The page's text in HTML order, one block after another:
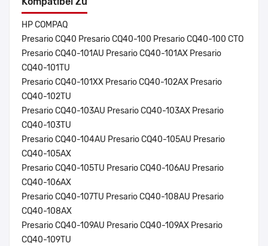
HP COMPAQ
Presario CQ40 Presario CQ40-100 Presario CQ40-100 CTO
Presario CQ40-101AU Presario CQ40-101AX Presario
CQ40-101TU
Presario CQ40-101XX Presario CQ40-102AX Presario
CQ40-102TU
Presario CQ40-103AU Presario CQ40-103AX Presario
CQ40-103TU
Presario CQ40-104AU Presario CQ40-105AU Presario
CQ40-105AX
Presario CQ40-105TU Presario CQ40-106AU Presario
CQ40-106AX
Presario CQ40-107TU Presario CQ40-108AU Presario
CQ40-108AX
Presario CQ40-109AU Presario CQ40-109AX Presario
CQ40-109TU